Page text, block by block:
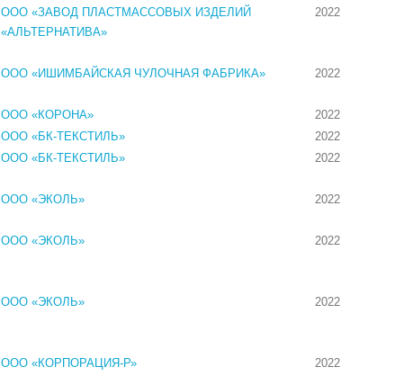
ООО «ЗАВОД ПЛАСТМАССОВЫХ ИЗДЕЛИЙ
«АЛЬТЕРНАТИВА»
2022
ООО «ИШИМБАЙСКАЯ ЧУЛОЧНАЯ ФАБРИКА» 2022
ООО «КОРОНА»
2022
ООО «БК-ТЕКСТИЛЬ»
2022
ООО «БК-ТЕКСТИЛЬ» 2022
ООО «ЭКОЛЬ» 2022
ООО «ЭКОЛЬ» 2022
ООО «ЭКОЛЬ» 2022
ООО «КОРПОРАЦИЯ-Р»
2022